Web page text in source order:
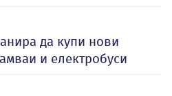
да купи нови
и електробуси